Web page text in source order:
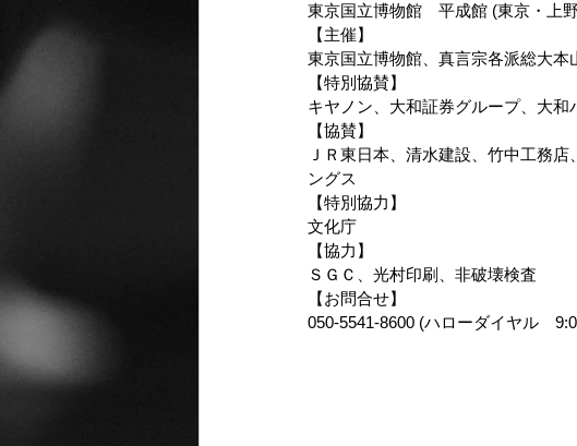
東京国立博物館　平成館 (東京・上
【主催】
東京国立博物館、真言宗各派総大
【特別協賛】
キヤノン、大和証券グループ、大
【協賛】
ＪＲ東日本、清水建設、竹中工務
ングス
【特別協力】
文化庁
【協力】
ＳＧＣ、光村印刷、非破壊検査
【お問合せ】
050-5541-8600 (ハローダイヤル　